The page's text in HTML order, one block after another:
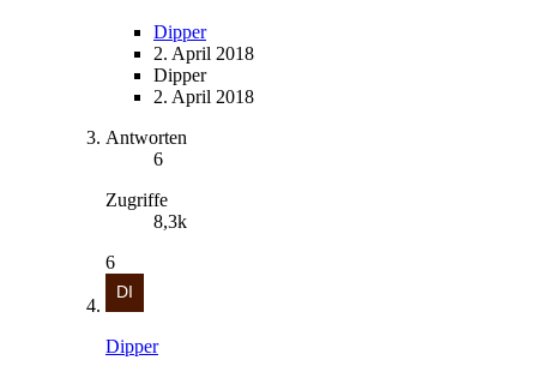
Dipper
2. April 2018
Dipper
2. April 2018
Antworten
6
Zugriffe
8,3k
6
Dipper